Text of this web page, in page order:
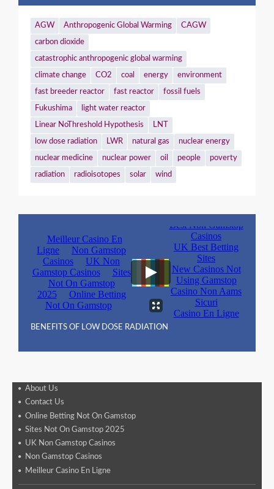
AGW Anthropogenic Global Warming CAGW
carbon dioxide
catastrophic anthropogenic global warming
climate change CO2 coal energy environment
fast breeder reactor fast reactor fossil fuels
Fukushima light water reactor
Linear NoThreshold Hypothesis LNT
low dose radiation LWR natural gas nuclear energy
nuclear medicine nuclear power oil people poverty
radiation radioisotopes solar wind
BENEFITS OF LOW DOSE RADIATION
About Us
Contact Us
Online Betting Not On Gamstop
Sites Not On Gamstop 2025
UK Non Gamstop Casinos
Non Gamstop Casinos
Meilleur Casino En Ligne